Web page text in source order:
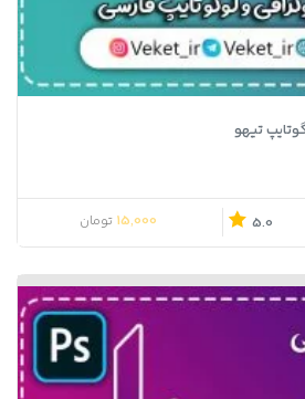
5.0
15,000 تومان